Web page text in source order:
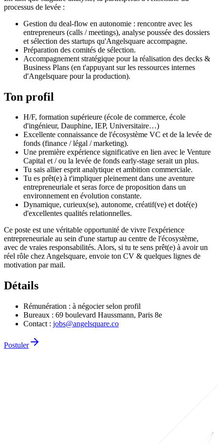
processus de levée :
Gestion du deal-flow en autonomie : rencontre avec les
entrepreneurs (calls / meetings), analyse poussée des dossiers
et sélection des startups qu'Angelsquare accompagne.
Préparation des comités de sélection.
Accompagnement stratégique pour la réalisation des decks &
Business Plans (en t'appuyant sur les ressources internes
d'Angelsquare pour la production).
Ton profil
H/F, formation supérieure (école de commerce, école
d'ingénieur, Dauphine, IEP, Universitaire…)
Excellente connaissance de l'écosystème VC et de la levée de
fonds (finance / légal / marketing).
Une première expérience significative en lien avec le Venture
Capital et / ou la levée de fonds early-stage serait un plus.
Tu sais allier esprit analytique et ambition commerciale.
Tu es prêt(e) à t'impliquer pleinement dans une aventure
entrepreneuriale et seras force de proposition dans un
environnement en évolution constante.
Dynamique, curieux(se), autonome, créatif(ve) et doté(e)
d'excellentes qualités relationnelles.
Ce poste est une véritable opportunité de vivre l'expérience
entrepreneuriale au sein d'une startup au centre de l'écosystème,
avec de vraies responsabilités. Alors, si tu te sens prêt(e) à avoir un
réel rôle chez Angelsquare, envoie ton CV & quelques lignes de
motivation par mail.
Détails
Rémunération : à négocier selon profil
Bureaux : 69 boulevard Haussmann, Paris 8e
Contact : jobs@angelsquare.co
Postuler